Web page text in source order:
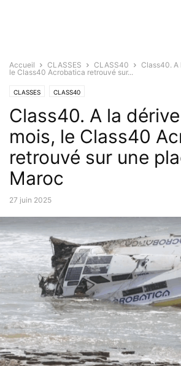
Accueil CLASSES CLASS40
Class40. A
le Class40 Acrobatica retrouvé sur...
CLASSES CLASS40
Class40. A la
mois, le Class40
retrouvé sur une
Maroc
27 juin 2025